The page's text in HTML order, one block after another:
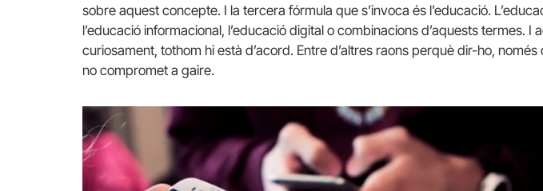
sobre aquest concepte. I la tercera fórmula que s’invoca és l’educació.
l’educació informacional, l’educació digital o combinacions d’aquests termes. I
curiosament, tothom hi està d’acord. Entre d’altres raons perquè dir-ho,
no compromet a gaire.